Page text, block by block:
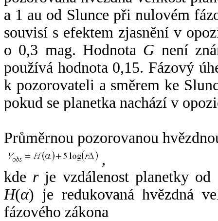
a 1 au od Slunce při nulovém
souvisí s efektem zjasnění v
o 0,3 mag. Hodnota G není
používá hodnota 0,15. Fázový
k pozorovateli a směrem ke
pokud se planetka nachází v
Průměrnou pozorovanou
,
kde rje vzdálenost planetky od
H(α) je redukovaná hvězdná
fázového zákona